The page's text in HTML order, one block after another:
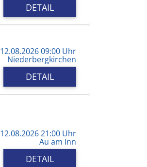
DETAIL
12.08.2026 09:00 Uhr
Niederbergkirchen
DETAIL
12.08.2026 21:00 Uhr
Au am Inn
DETAIL